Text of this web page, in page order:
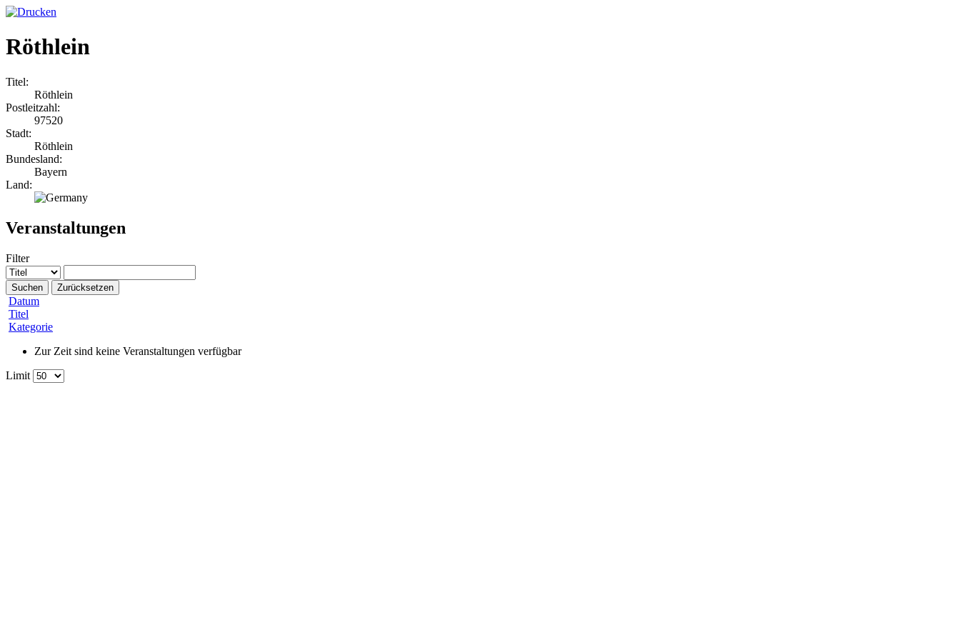
Röthlein
Titel:
Röthlein
Postleitzahl:
97520
Stadt:
Röthlein
Bundesland:
Bayern
Land:
Veranstaltungen
Filter
Suchen Zurücksetzen
Datum
Titel
Kategorie
Zur Zeit sind keine Veranstaltungen verfügbar
Limit